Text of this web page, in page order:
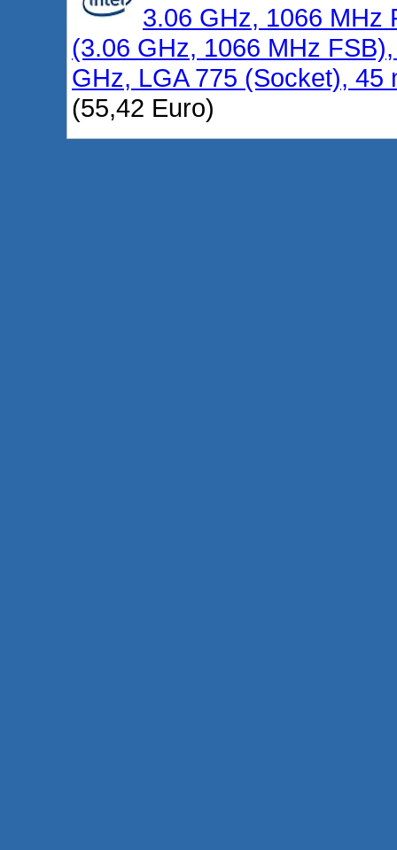
3.06 GHz, 1066 MHz
(3.06 GHz, 1066 MHz
GHz, LGA 775 (Socket), 45
(55,42 Euro)